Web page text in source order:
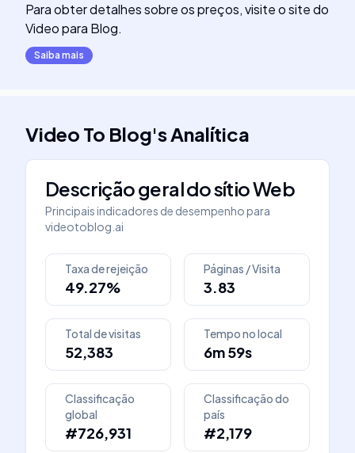
Para obter detalhes sobre os preços, visite o site do
Video para Blog.
Saiba mais
Video To Blog'sAnalítica
Descrição geral do sítio Web
Principais indicadores de desempenho para
videotoblog.ai
Taxa de rejeição
49.27%
Páginas / Visita
3.83
Total de visitas
52,383
Tempo no local
6m 59s
Classificação
global
#726,931
Classificação do
país
#2,179